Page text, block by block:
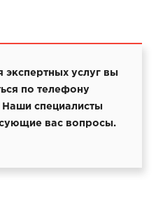
экспертных услуг вы
по телефону
Наши специалисты
вас вопросы.